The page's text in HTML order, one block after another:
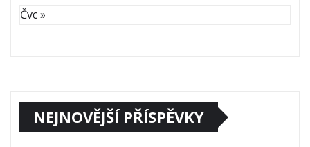
Čvc »
NEJNOVĚJŠÍ PŘÍSPĚVKY